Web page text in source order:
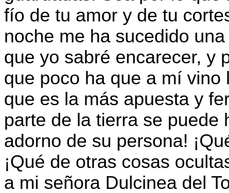
fío de tu amor y de tu
noche me ha sucedido
que yo sabré encarecer, y
que poco ha que a mí
que es la más apuesta y
parte de la tierra se puede
adorno de su persona!
¡Qué de otras cosas
a mi señora Dulcinea del